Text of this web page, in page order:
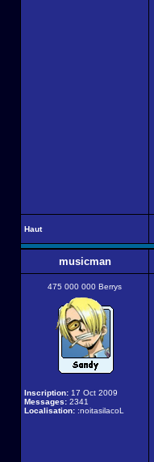
Haut
musicman
475 000 000 Berrys
Inscription: 17 Oct 2009
Messages: 2341
Localisation: :noitasilacoL